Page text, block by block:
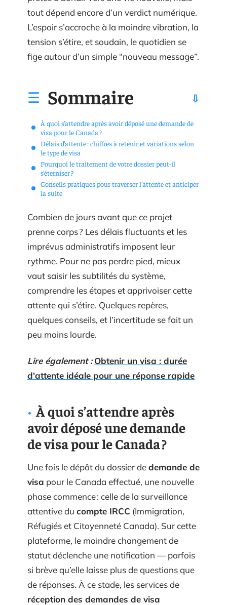
tout dépend encore d’un verdict numérique.
L’espoir s’accroche à la moindre vibration, la
tension s’étire, et soudain, le quotidien se
fige autour d’un simple “nouveau message”.
Sommaire
À quoi s’attendre après avoir déposé une demande de
visa pour le Canada ?
Délais d’attente : chiffres à retenir et variations selon
le type de visa
Pourquoi le traitement de votre dossier peut-il
s’éterniser ?
Conseils pratiques pour traverser l’attente et anticiper
la suite
Combien de jours avant que ce projet
prenne corps ? Les délais fluctuants et les
imprévus administratifs imposent leur
rythme. Pour ne pas perdre pied, mieux
vaut saisir les subtilités du système,
comprendre les étapes et apprivoiser cette
attente qui s’étire. Quelques repères,
quelques conseils, et l’incertitude se fait un
peu moins lourde.
Lire également : Obtenir un visa : durée
d'attente idéale pour une réponse rapide
À quoi s’attendre après
avoir déposé une demande
de visa pour le Canada ?
Une fois le dépôt du dossier dedemande de
visa pour le Canada effectué, une nouvelle
phase commence : celle de la surveillance
attentive du compte IRCC (Immigration,
Réfugiés et Citoyenneté Canada). Sur cette
plateforme, le moindre changement de
statut déclenche une notification — parfois
si brève qu’elle laisse plus de questions que
de réponses. À ce stade, les services de
réception des demandes de visa